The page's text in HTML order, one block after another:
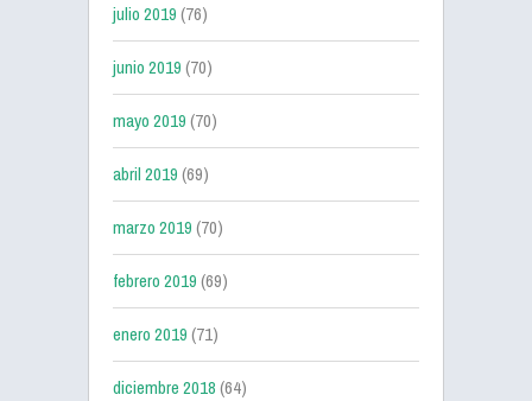
julio 2019(76)
junio 2019(70)
mayo 2019(70)
abril 2019(69)
marzo 2019(70)
febrero 2019(69)
enero 2019(71)
diciembre 2018(64)